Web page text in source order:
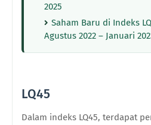
2025
Saham Baru di Indeks
Agustus 2022 – Januari
LQ45
Dalam indeks LQ45, terdapat